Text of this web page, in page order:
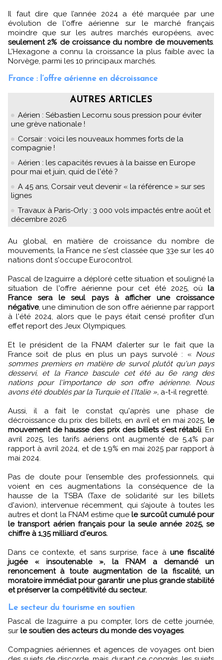
Il faut dire que l’année 2024 a été marquée par une
évolution de l'offre aérienne sur le marché français
moindre que sur les autres marchés européens, avec
seulement 2% de croissance du nombre de mouvements.
L'Hexagone a connu la croissance la plus faible avec la
Norvège, parmi les 10 principaux marchés.
France : l’offre aérienne en décroissance
AUTRES ARTICLES
Aérien : Sébastien Lecornu sous pression pour éviter
une grève nationale !
Corsair : voici les nouveaux hommes forts de la
compagnie !
Aérien : les capacités revues à la baisse en Europe
pour mai et juin, quid de l'été ?
A 45 ans, Corsair veut devenir « la référence » sur ses
lignes
Travaux à Paris-Orly : 3 000 vols impactés entre août et
décembre 2026
Au global, en matière de croissance du nombre de
mouvements, la France ne s'est classée que 33e sur les 40
nations dont s'occupe Eurocontrol.
Pascal de Izaguirre a déploré cette situation et souligné la
situation de l'offre aérienne pour cet été 2025, où la
France sera le seul pays à afficher une croissance
négative, une diminution de son offre aérienne par rapport
à l'été 2024, alors que le pays était censé profiter d'un
effet report des Jeux Olympiques.
Et le président de la FNAM d’alerter sur le fait que la
France soit de plus en plus un pays survolé : « Nous
sommes premiers en matière de survol plutôt qu'un pays
desservi, et la France bascule cet été au 6e rang des
nations pour l'importance de son offre aérienne. Nous
avons été doublés par la Turquie et l'Italie », a-t-il regretté.
Aussi, il a fait le constat qu'après une phase de
décroissance du prix des billets, en avril et en mai 2025, le
mouvement de hausse des prix des billets s'est rétabli. En
avril 2025, les tarifs aériens ont augmenté de 5,4% par
rapport à avril 2024, et de 1,9% en mai 2025 par rapport à
mai 2024.
Pas de doute pour l’ensemble des professionnels, qui
voient en ces augmentations la conséquence de la
hausse de la TSBA (Taxe de solidarité sur les billets
d'avion), intervenue récemment, qui s’ajoute à toutes les
autres et dont la FNAM estime quele surcoût cumulé pour
le transport aérien français pour la seule année 2025, se
chiffre à 1,35 milliard d'euros.
Dans ce contexte, et sans surprise, face àune fiscalité
jugée « insoutenable », la FNAM a demandé un
renoncement à toute augmentation de la fiscalité, un
moratoire immédiat pour garantir une plus grande stabilité
et préserver la compétitivité du secteur.
Le secteur du tourisme en soutien
Pascal de Izaguirre a pu compter, lors de cette journée,
sur le soutien des acteurs du monde des voyages.
Compagnies aériennes et agences de voyages ont bien